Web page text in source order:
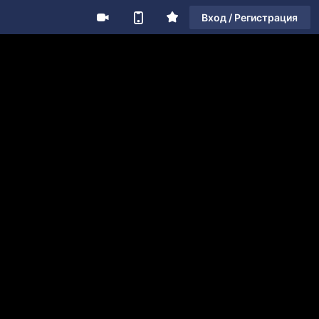
Вход / Регистрация